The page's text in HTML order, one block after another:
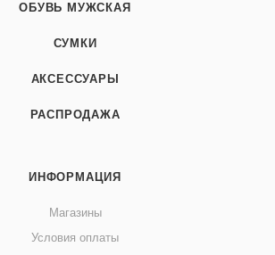
ОБУВЬ МУЖСКАЯ
СУМКИ
АКСЕССУАРЫ
РАСПРОДАЖА
ИНФОРМАЦИЯ
Магазины
Условия оплаты